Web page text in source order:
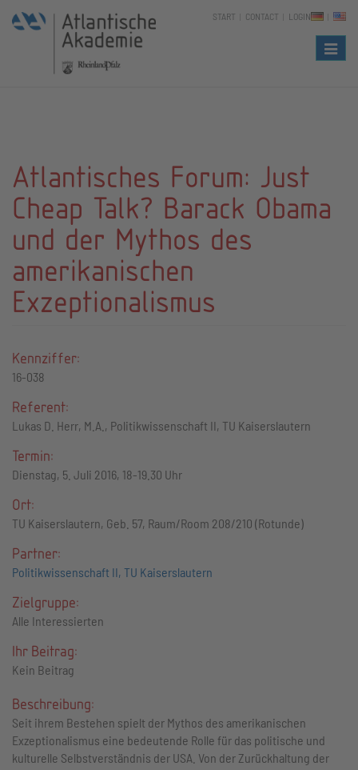
START CONTACT LOGIN
Atlantisches Forum: Just
Cheap Talk? Barack Obama
und der Mythos des
amerikanischen
Exzeptionalismus
Kennziffer:
16-038
Referent:
Lukas D. Herr, M.A., Politikwissenschaft II, TU Kaiserslautern
Termin:
Dienstag, 5. Juli 2016, 18-19.30 Uhr
Ort:
TU Kaiserslautern, Geb. 57, Raum/Room 208/210 (Rotunde)
Partner:
Politikwissenschaft II, TU Kaiserslautern
Zielgruppe:
Alle Interessierten
Ihr Beitrag:
Kein Beitrag
Beschreibung:
Seit ihrem Bestehen spielt der Mythos des amerikanischen
Exzeptionalismus eine bedeutende Rolle für das politische und
kulturelle Selbstverständnis der USA. Von der Zurückhaltung der